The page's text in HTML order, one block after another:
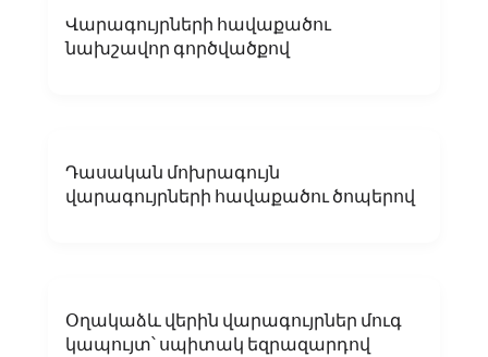
Վարագույրների հավաքածու
նախշավոր գործվածքով
Դասական մոխրագույն
վարագույրների հավաքածու ծոպերով
Օղակաձև վերին վարագույրներ մուգ
կապույտ՝ սպիտակ եզրազարդով